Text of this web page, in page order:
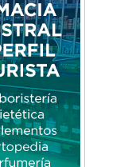
la Universidad
para el